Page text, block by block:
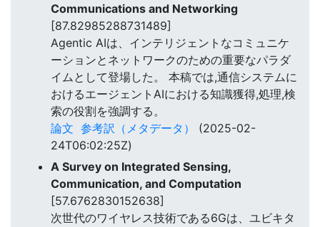
Communications and Networking
[87.82985288731489]
Agentic AIは、インテリジェントなコミュニケ
ーションとネットワークのための重要なパラダ
イムとして登場した。 本稿では,通信システムに
おけるエージェントAIにおける知識獲得,処理,検
索の役割を強調する。
論文 参考訳（メタデータ）
(2025-02-
24T06:02:25Z)
A Survey on Integrated Sensing,
Communication, and Computation
[57.6762830152638]
次世代のワイヤレス技術である6Gは、ユビキタ